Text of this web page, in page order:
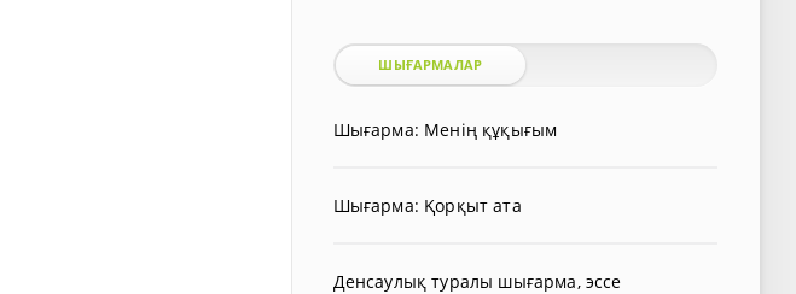
ШЫҒАРМАЛАР
Шығарма: Менің құқығым
Шығарма: Қорқыт ата
Денсаулық туралы шығарма, эссе